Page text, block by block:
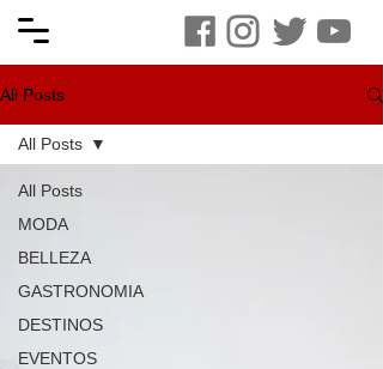
All Posts
All Posts
MODA
BELLEZA
GASTRONOMIA
DESTINOS
EVENTOS
All Posts